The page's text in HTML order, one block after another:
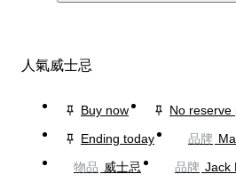
人氣威士忌
Buy now
No reserve
Ending today
品牌
物品 威士忌 品牌 Jack